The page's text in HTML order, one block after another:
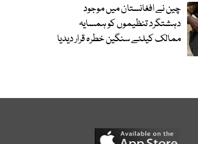
چین نے افغانستان میں موجود
دہشتگرد تنظیموں کو ہمسایہ
ممالک کیلئے سنگین خطرہ قرار دیدیا